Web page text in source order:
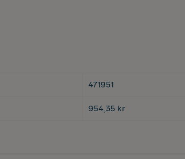
471951
954,35 kr